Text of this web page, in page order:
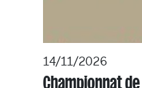
14/11/2026
Championnat